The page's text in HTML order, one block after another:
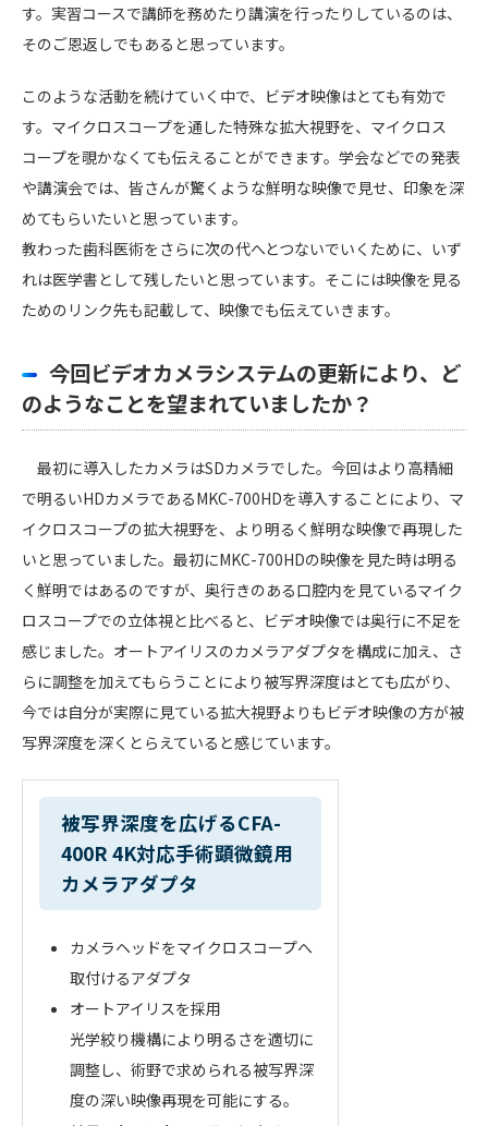
す。実習コースで講師を務めたり講演を行ったりしているのは、
そのご恩返しでもあると思っています。
このような活動を続けていく中で、ビデオ映像はとても有効で
す。マイクロスコープを通した特殊な拡大視野を、マイクロス
コープを覗かなくても伝えることができます。学会などでの発表
や講演会では、皆さんが驚くような鮮明な映像で見せ、印象を深
めてもらいたいと思っています。
教わった歯科医術をさらに次の代へとつないでいくために、いず
れは医学書として残したいと思っています。そこには映像を見る
ためのリンク先も記載して、映像でも伝えていきます。
今回ビデオカメラシステムの更新により、ど
のようなことを望まれていましたか？
最初に導入したカメラはSDカメラでした。今回はより高精細
で明るいHDカメラであるMKC-700HDを導入することにより、マ
イクロスコープの拡大視野を、より明るく鮮明な映像で再現した
いと思っていました。最初にMKC-700HDの映像を見た時は明る
く鮮明ではあるのですが、奥行きのある口腔内を見ているマイク
ロスコープでの立体視と比べると、ビデオ映像では奥行に不足を
感じました。オートアイリスのカメラアダプタを構成に加え、さ
らに調整を加えてもらうことにより被写界深度はとても広がり、
今では自分が実際に見ている拡大視野よりもビデオ映像の方が被
写界深度を深くとらえていると感じています。
被写界深度を広げるCFA-
400R 4K対応手術顕微鏡用
カメラアダプタ
カメラヘッドをマイクロスコープへ
取付けるアダプタ
オートアイリスを採用
光学絞り機構により明るさを適切に
調整し、術野で求められる被写界深
度の深い映像再現を可能にする。